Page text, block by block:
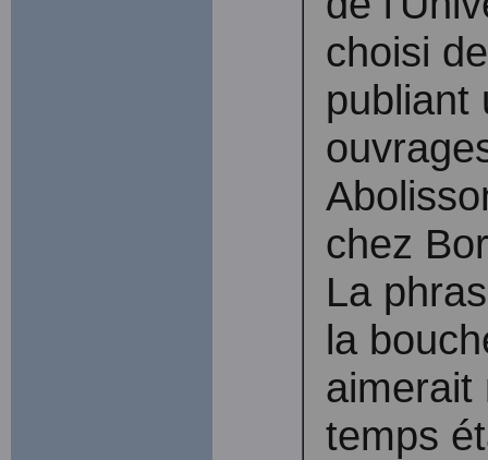
choisi
publiant
chez
La
la
aimerait
temps